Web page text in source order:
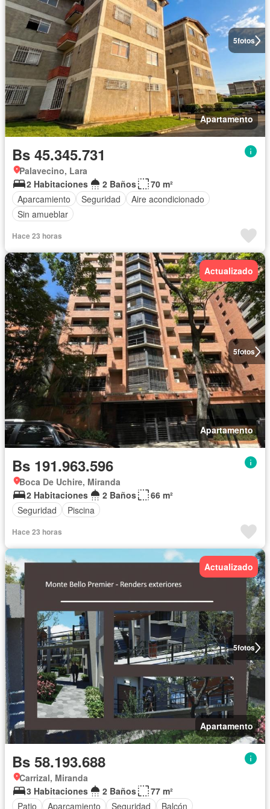
5fotos
Apartamento
Bs 45.345.731
Palavecino, Lara
2 Habitaciones
2 Baños
70 m²
Aparcamiento
Seguridad
Aire acondicionado
Sin amueblar
Hace 23 horas
5fotos
Actualizado
Apartamento
Bs 191.963.596
Boca De Uchire, Miranda
2 Habitaciones
2 Baños
66 m²
Seguridad
Piscina
Hace 23 horas
5fotos
Actualizado
Apartamento
Bs 58.193.688
Carrizal, Miranda
3 Habitaciones
2 Baños
77 m²
Patio
Aparcamiento Seguridad Balcón